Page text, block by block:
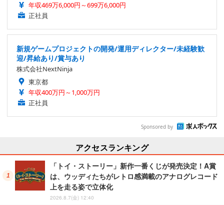
年収469万6,000円～699万6,000円
正社員
新規ゲームプロジェクトの開発/運用ディレクター/未経験歓
迎/昇給あり/賞与あり
株式会社NextNinja
東京都
年収400万円～1,000万円
正社員
Sponsored by
アクセスランキング
「トイ・ストーリー」新作一番くじが発売決定！A賞
は、ウッディたちがレトロ感満載のアナログレコード
上を走る姿で立体化
2026.8.7(金) 12:40